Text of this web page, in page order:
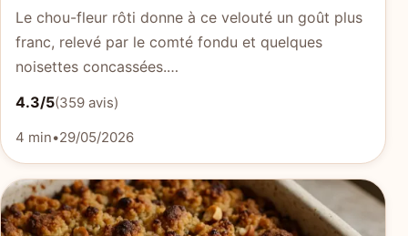
Le chou-fleur rôti donne à ce velouté un goût plus
franc, relevé par le comté fondu et quelques
noisettes concassées.…
4.3/5(359 avis)
4 min•29/05/2026